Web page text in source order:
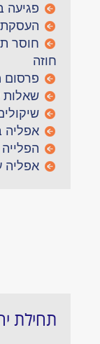
פגיעה
העסקת
חוסר
חוזה
שאלות
אפליה
אפליה
תחילת